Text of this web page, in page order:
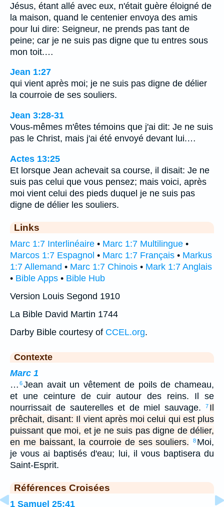
Jésus, étant allé avec eux, n'était guère éloigné de
la maison, quand le centenier envoya des amis
pour lui dire: Seigneur, ne prends pas tant de
peine; car je ne suis pas digne que tu entres sous
mon toit.…
Jean 1:27
qui vient après moi; je ne suis pas digne de délier
la courroie de ses souliers.
Jean 3:28-31
Vous-mêmes m'êtes témoins que j'ai dit: Je ne suis
pas le Christ, mais j'ai été envoyé devant lui.…
Actes 13:25
Et lorsque Jean achevait sa course, il disait: Je ne
suis pas celui que vous pensez; mais voici, après
moi vient celui des pieds duquel je ne suis pas
digne de délier les souliers.
Links
Marc 1:7 Interlinéaire • Marc 1:7 Multilingue •
Marcos 1:7 Espagnol • Marc 1:7 Français • Markus
1:7 Allemand • Marc 1:7 Chinois • Mark 1:7 Anglais
• Bible Apps • Bible Hub
Version Louis Segond 1910
La Bible David Martin 1744
Darby Bible courtesy of CCEL.org.
Contexte
Marc 1
… 6Jean avait un vêtement de poils de chameau,
et une ceinture de cuir autour des reins. Il se
nourrissait de sauterelles et de miel sauvage.
7 Il
prêchait, disant: Il vient après moi celui qui est plus
puissant que moi, et je ne suis pas digne de délier,
en me baissant, la courroie de ses souliers.
8 Moi,
je vous ai baptisés d'eau; lui, il vous baptisera du
Saint-Esprit.
Références Croisées
1 Samuel 25:41